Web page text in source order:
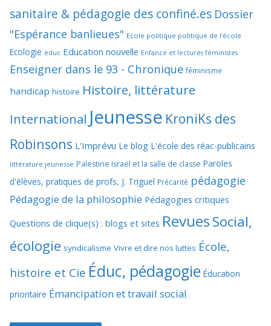
sanitaire & pédagogie des confiné.es Dossier
"Espérance banlieues" Ecole politique politique de l'école
Ecologie educ Education nouvelle Enfance et lectures féministes
Enseigner dans le 93 - Chronique féminisme
handicap histoire Histoire, littérature
International Jeunesse KroniKs des
Robinsons L'Imprévu Le blog L'école des réac-publicains
littérature jeunesse Palestine Israël et la salle de classe Paroles
d'élèves, pratiques de profs, J. Triguel Précarité pédagogie
Pédagogie de la philosophie Pédagogies critiques
Questions de clique(s) : blogs et sites RevuesSocial,
écologie syndicalisme Vivre et dire nos luttes École,
histoire et Cie Éduc, pédagogie Éducation
prioritaire Émancipation et travail social